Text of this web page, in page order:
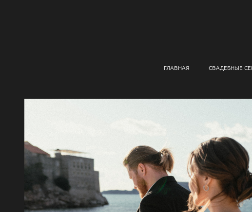
ГЛАВНАЯ СВАДЕБНЫЕ